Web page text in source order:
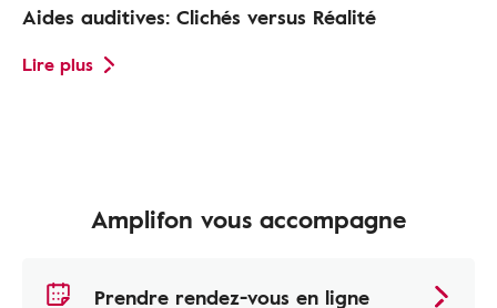
Aides auditives: Clichés versus Réalité
Lire plus
Amplifon vous accompagne
Prendre rendez-vous en ligne